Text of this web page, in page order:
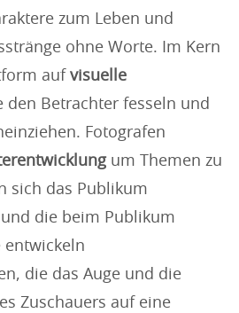
zum Leben und
ohne Worte. Im Kern
auf visuelle
den Betrachter fesseln und
Fotografen
um Themen zu
sich das Publikum
die beim Publikum
entwickeln
die das Auge und die
Zuschauers auf eine